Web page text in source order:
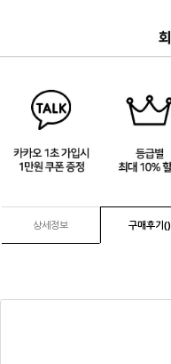
상세정보 구매후기()